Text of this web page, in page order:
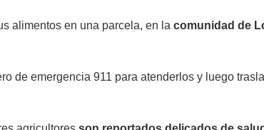
alimentos en una parcela, en la comunidad de
de emergencia 911 para atenderlos y luego